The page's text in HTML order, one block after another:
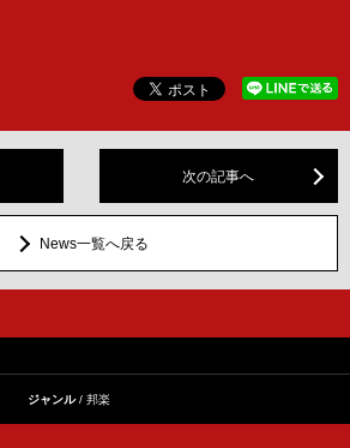
次の記事へ
News一覧へ戻る
ジャンル 邦楽